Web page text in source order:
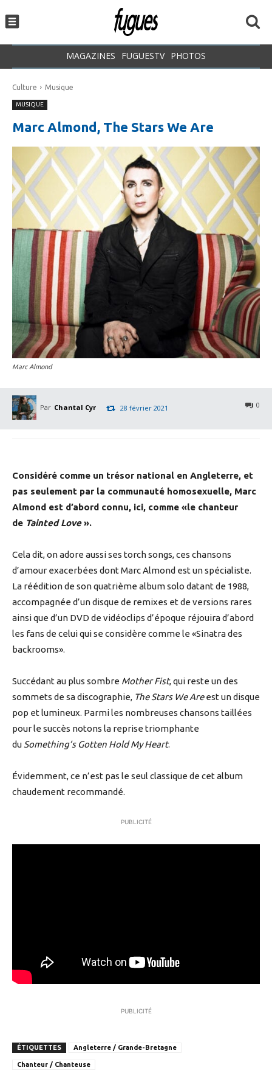
MAGAZINES FUGUESTV PHOTOS
Culture Musique
MUSIQUE
Marc Almond, The Stars We Are
Marc Almond
Par Chantal Cyr 0
28 février 2021
Considéré comme un trésor national en Angleterre, et
pas seulement par la communauté homosexuelle, Marc
Almond est d’abord connu, ici, comme «le chanteur
de Tainted Love».
Cela dit, on adore aussi ses torch songs, ces chansons
d’amour exacerbées dont Marc Almond est un spécialiste.
La réédition de son quatrième album solo datant de 1988,
accompagnée d’un disque de remixes et de versions rares
ainsi que d’un DVD de vidéoclips d’époque réjouira d’abord
les fans de celui qui se considère comme le «Sinatra des
backrooms».
Succédant au plus sombre Mother Fist, qui reste un des
sommets de sa discographie, The Stars We Areest un disque
pop et lumineux. Parmi les nombreuses chansons taillées
pour le succès notons la reprise triomphante
duSomething’s Gotten Hold My Heart.
Évidemment, ce n’est pas le seul classique de cet album
chaudement recommandé.
PUBLICITÉ
PUBLICITÉ
ÉTIQUETTES Angleterre / Grande-Bretagne
Chanteur / Chanteuse